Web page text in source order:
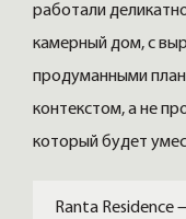
работали
камерный дом, с
продуманными
контекстом, а не
который будет
Ranta Residence